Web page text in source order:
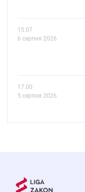
15.07
6 серпня 2026
17.00
5 серпня 2026